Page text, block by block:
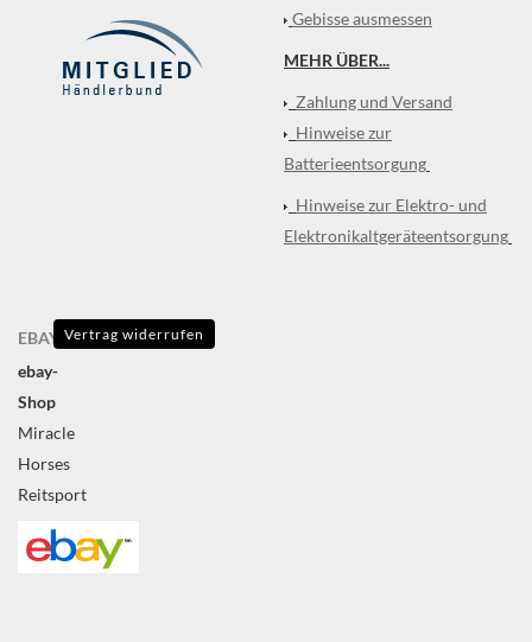
Gebisse ausmessen
MEHR ÜBER...
Zahlung und Versand
Hinweise zur
Batterieentsorgung
Hinweise zur Elektro- und
Elektronikaltgeräteentsorgung
EBAY
ebay-
Shop
Miracle
Horses
Reitsport
Vertrag widerrufen